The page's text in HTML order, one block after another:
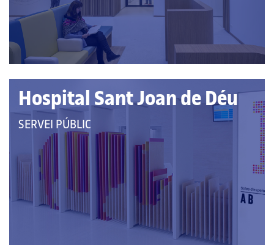
Hospital Sant Joan de Déu
QUE
PERTANY
A
CATEGORIES:
SERVEI PÚBLIC